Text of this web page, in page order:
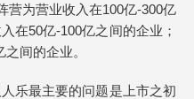
营为营业收入在100亿-300亿
在50亿-100亿之间的企业；
间的企业。
乐最主要的问题是上市之初